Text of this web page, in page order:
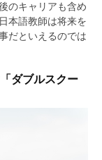
のキャリアも含め
本語教師は将来を
だといえるのでは
ダブルスクー